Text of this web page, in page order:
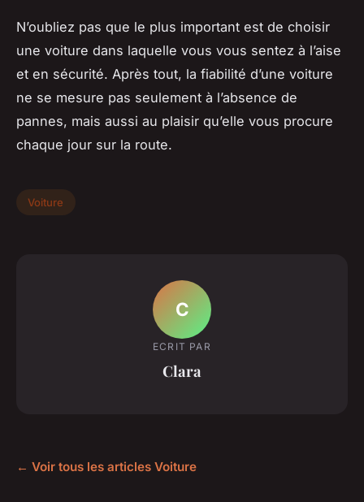
N’oubliez pas que le plus important est de choisir
une voiture dans laquelle vous vous sentez à l’aise
et en sécurité. Après tout, la fiabilité d’une voiture
ne se mesure pas seulement à l’absence de
pannes, mais aussi au plaisir qu’elle vous procure
chaque jour sur la route.
Voiture
C
ECRIT PAR
Clara
← Voir tous les articles Voiture